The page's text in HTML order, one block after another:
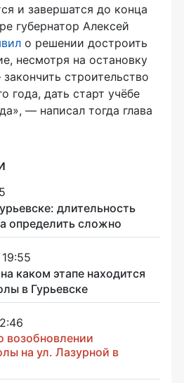
и завершатся до конца
губернатор Алексей
о решении достроить
несмотря на остановку
строительство
года, дать старт учёбе
— написал тогда глава
длительность
определить сложно
каком этапе находится
в Гурьевске
возобновлении
на ул. Лазурной в